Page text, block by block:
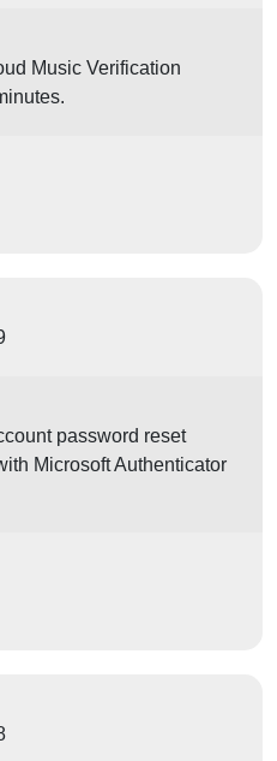
Music Verification
password reset
Microsoft Authenticator